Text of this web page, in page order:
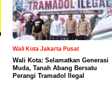
Wali Kota Jakarta Pusat
Wali Kota: Selamatkan Generasi
Muda, Tanah Abang Bersatu
Perangi Tramadol Ilegal